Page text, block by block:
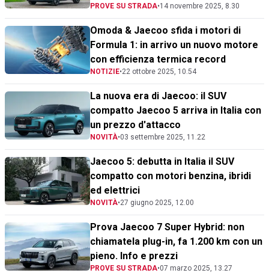
PROVE SU STRADA•14 novembre 2025, 8.30
Omoda & Jaecoo sfida i motori di
Formula 1: in arrivo un nuovo motore
con efficienza termica record
NOTIZIE•22 ottobre 2025, 10.54
La nuova era di Jaecoo: il SUV
compatto Jaecoo 5 arriva in Italia con
un prezzo d'attacco
NOVITÀ•03 settembre 2025, 11.22
Jaecoo 5: debutta in Italia il SUV
compatto con motori benzina, ibridi
ed elettrici
NOVITÀ•27 giugno 2025, 12.00
Prova Jaecoo 7 Super Hybrid: non
chiamatela plug-in, fa 1.200 km con un
pieno. Info e prezzi
PROVE SU STRADA•07 marzo 2025, 13.27